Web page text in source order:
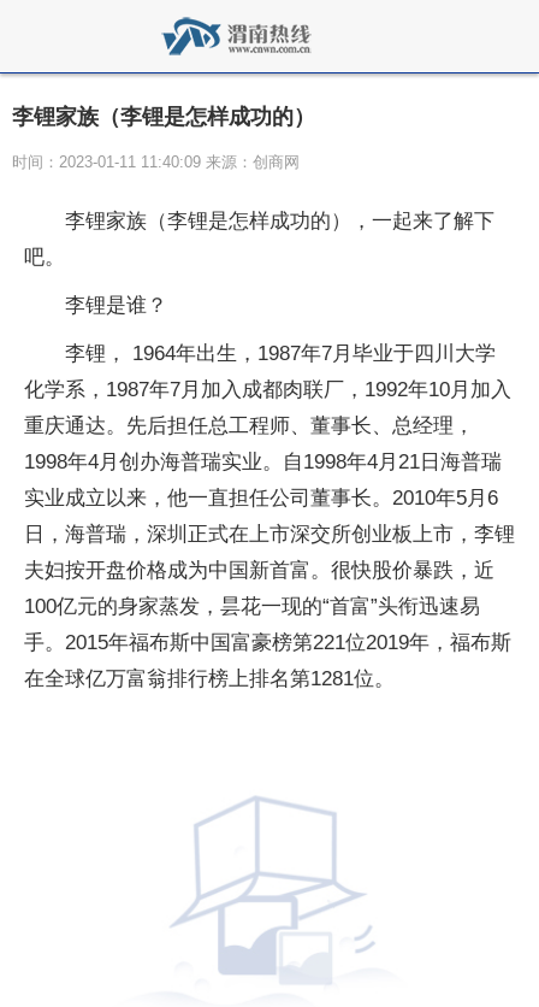
李锂家族（李锂是怎样成功的）
时间：2023-01-11 11:40:09 来源：创商网
李锂家族（李锂是怎样成功的），一起来了解下
吧。
李锂是谁？
李锂， 1964年出生，1987年7月毕业于四川大学
化学系，1987年7月加入成都肉联厂，1992年10月加入
重庆通达。先后担任总工程师、董事长、总经理，
1998年4月创办海普瑞实业。自1998年4月21日海普瑞
实业成立以来，他一直担任公司董事长。2010年5月6
日，海普瑞，深圳正式在上市深交所创业板上市，李锂
夫妇按开盘价格成为中国新首富。很快股价暴跌， 近
100亿元的身家蒸发，昙花一现的“首富”头衔迅速易
手。2015年福布斯中国富豪榜第221位2019年，福布斯
在全球亿万富翁排行榜上排名第1281位。